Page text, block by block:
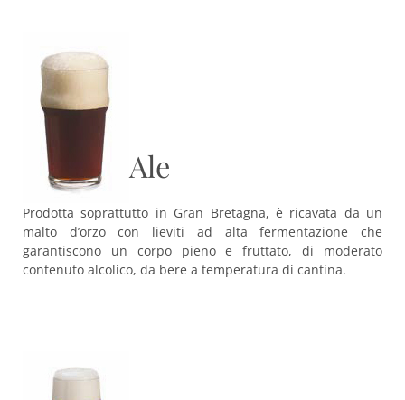
Ale
Prodotta soprattutto in Gran Bretagna, è ricavata da un
malto d’orzo con lieviti ad alta fermentazione che
garantiscono un corpo pieno e fruttato, di moderato
contenuto alcolico, da bere a temperatura di cantina.